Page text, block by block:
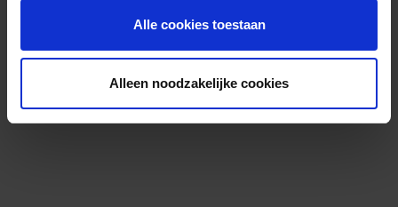
Alle cookies toestaan
Alleen noodzakelijke cookies